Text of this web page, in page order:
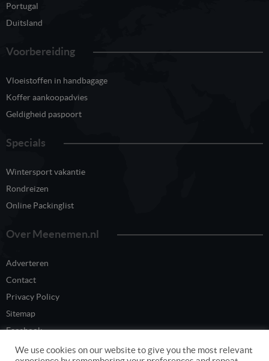
Portugal
Duitsland
Voorbereiding
Vloeistoffen in handbagage
Koffer aankoopadvies
Geldigheid paspoort
Specials
Wintersport vakantie
Rondreizen
Online Packinglist
Over Meenemen.nl
Adverteren
Contact
Privacy Policy
Sitemap
Facebook
Twitter
We use cookies on our website to give you the most relevant